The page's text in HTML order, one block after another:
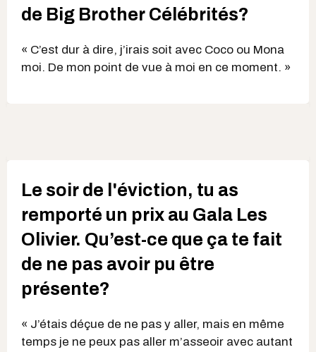
de Big Brother Célébrités?
« C’est dur à dire, j’irais soit avec Coco ou Mona
moi. De mon point de vue à moi en ce moment. »
Le soir de l'éviction, tu as
remporté un prix au Gala Les
Olivier. Qu’est-ce que ça te fait
de ne pas avoir pu être
présente?
« J’étais déçue de ne pas y aller, mais en même
temps je ne peux pas aller m’asseoir avec autant